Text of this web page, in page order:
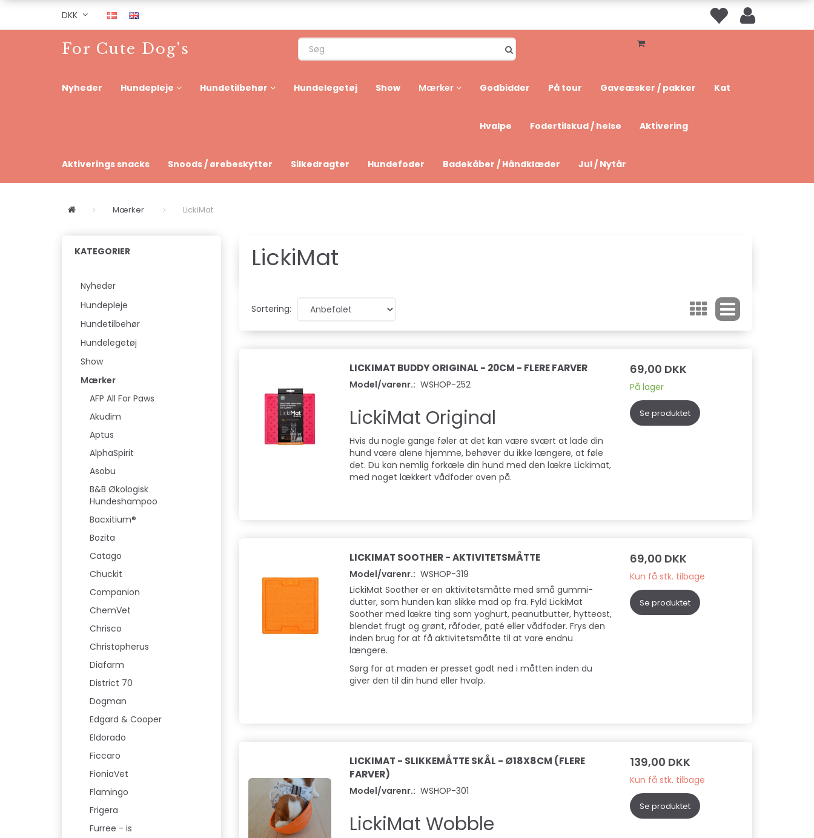
DKK
For Cute Dog's
Nyheder Hundepleje Hundetilbehør Hundelegetøj Show Mærker Godbidder På tour Gaveæsker / pakker Kat
Hvalpe Fodertilskud / helse Aktivering
Aktiverings snacks Snoods / ørebeskytter Silkedragter Hundefoder Badekåber / Håndklæder Jul / Nytår
Mærker LickiMat
KATEGORIER
Nyheder
Hundepleje
Hundetilbehør
Hundelegetøj
Show
Mærker
AFP All For Paws
Akudim
Aptus
AlphaSpirit
Asobu
B&B Økologisk
Hundeshampoo
Bacxitium®
Bozita
Catago
Chuckit
Companion
ChemVet
Chrisco
Christopherus
Diafarm
District 70
Dogman
Edgard & Cooper
Eldorado
Ficcaro
FioniaVet
Flamingo
Frigera
Furree - is
LickiMat
Sortering:
LICKIMAT BUDDY ORIGINAL - 20CM - FLERE FARVER
Model/varenr.: WSHOP-252
LickiMat Original
Hvis du nogle gange føler at det kan være svært at lade din
hund være alene hjemme, behøver du ikke længere, at føle
det. Du kan nemlig forkæle din hund med den lækre Lickimat,
med noget lækkert vådfoder oven på.
69,00 DKK
På lager
Se produktet
LICKIMAT SOOTHER - AKTIVITETSMÅTTE
Model/varenr.: WSHOP-319
LickiMat Soother er en aktivitetsmåtte med små gummi-
dutter, som hunden kan slikke mad op fra. Fyld LickiMat
Soother med lækre ting som yoghurt, peanutbutter, hytteost,
blendet frugt og grønt, råfoder, paté eller vådfoder. Frys den
inden brug for at få aktivitetsmåtte til at vare endnu
længere.
Sørg for at maden er presset godt ned i måtten inden du
giver den til din hund eller hvalp.
69,00 DKK
Kun få stk. tilbage
Se produktet
LICKIMAT - SLIKKEMÅTTE SKÅL - Ø18X8CM (FLERE
FARVER)
Model/varenr.: WSHOP-301
LickiMat Wobble
139,00 DKK
Kun få stk. tilbage
Se produktet